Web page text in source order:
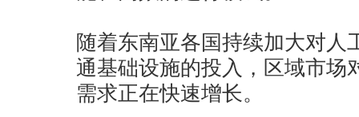
随着东南亚各国持续加大对人
通基础设施的投入，区域市场
需求正在快速增长。